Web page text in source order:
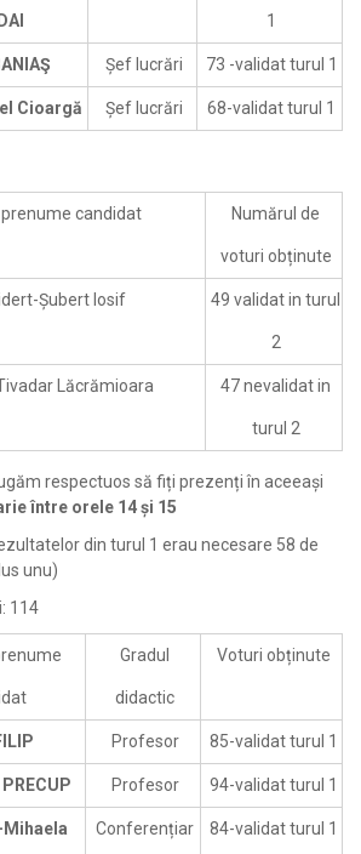
1
Șef lucrări 73 -validat turul 1
Cioargă Șef lucrări 68-validat turul 1
prenume candidat Numărul de
voturi obținute
Șubert Iosif 49 validat in turul
2
Lăcrămioara 47 nevalidat in
turul 2
respectuos să fiți prezenți în aceeași
între orele 14 și 15
din turul 1 erau necesare 58 de
unu)
114
Gradul
didactic
Voturi obținute
Profesor 85-validat turul 1
Profesor 94-validat turul 1
Conferențiar 84-validat turul 1